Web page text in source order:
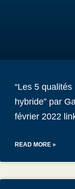
“Les 5
hybride” par
février 2022
READ MORE »